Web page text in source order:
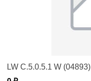
LW C.5.0.5.1 W (04893)